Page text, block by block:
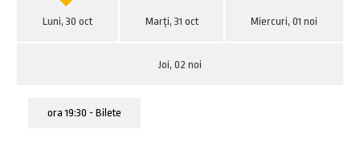
Luni, 30 oct Marți, 31 oct Miercuri, 01 noi
Joi, 02 noi
ora 19:30 - Bilete